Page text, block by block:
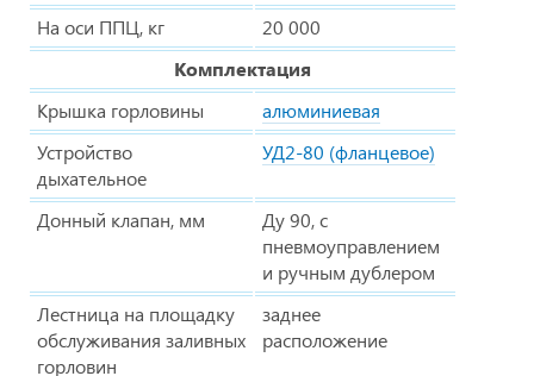
На оси ППЦ, кг
20 000
Комплектация
Крышка горловины
алюминиевая
Устройство
дыхательное
УД2-80 (фланцевое)
Донный клапан, мм
Ду 90, с
пневмоуправлением
и ручным дублером
Лестница на площадку
обслуживания заливных
горловин
заднее
расположение